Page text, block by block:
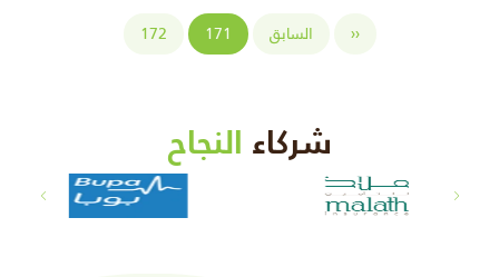
‹‹ السابق 171
172
شركاء النجاح